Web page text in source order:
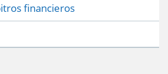
financieros